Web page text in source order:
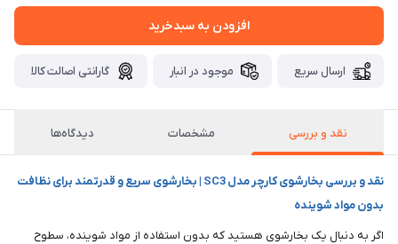
افزودن به سبدخرید
ارسال سریع موجود در انبار گارانتی اصالت کالا
نقد و بررسی مشخصات دیدگاه‌ها
نقد و بررسی بخارشوی کارچر مدل SC3 | بخارشوی سریع و قدرتمند برای نظافت
بدون مواد شوینده
اگر به دنبال یک بخارشوی هستید که بدون استفاده از مواد شوینده، سطوح